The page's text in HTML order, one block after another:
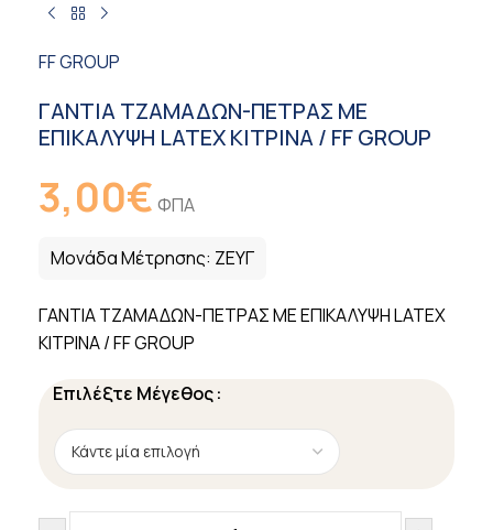
FF GROUP
ΓΑΝΤΙΑ ΤΖΑΜΑΔΩΝ-ΠΕΤΡΑΣ ΜΕ
ΕΠΙΚΑΛΥΨΗ LATEX ΚΙΤΡΙΝΑ / FF GROUP
3,00€ ΦΠΑ
Μονάδα Μέτρησης: ΖΕΥΓ
ΓΑΝΤΙΑ ΤΖΑΜΑΔΩΝ-ΠΕΤΡΑΣ ΜΕ ΕΠΙΚΑΛΥΨΗ LATEX
ΚΙΤΡΙΝΑ / FF GROUP
Επιλέξτε Μέγεθος